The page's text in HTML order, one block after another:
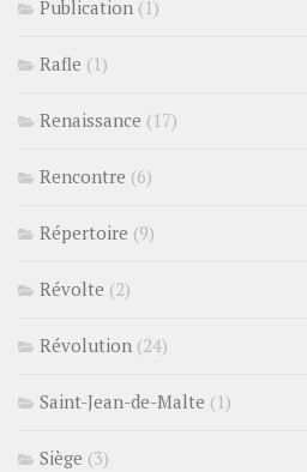
Publication (1)
Rafle (1)
Renaissance (17)
Rencontre (6)
Répertoire (9)
Révolte (2)
Révolution (24)
Saint-Jean-de-Malte (1)
Siège (3)